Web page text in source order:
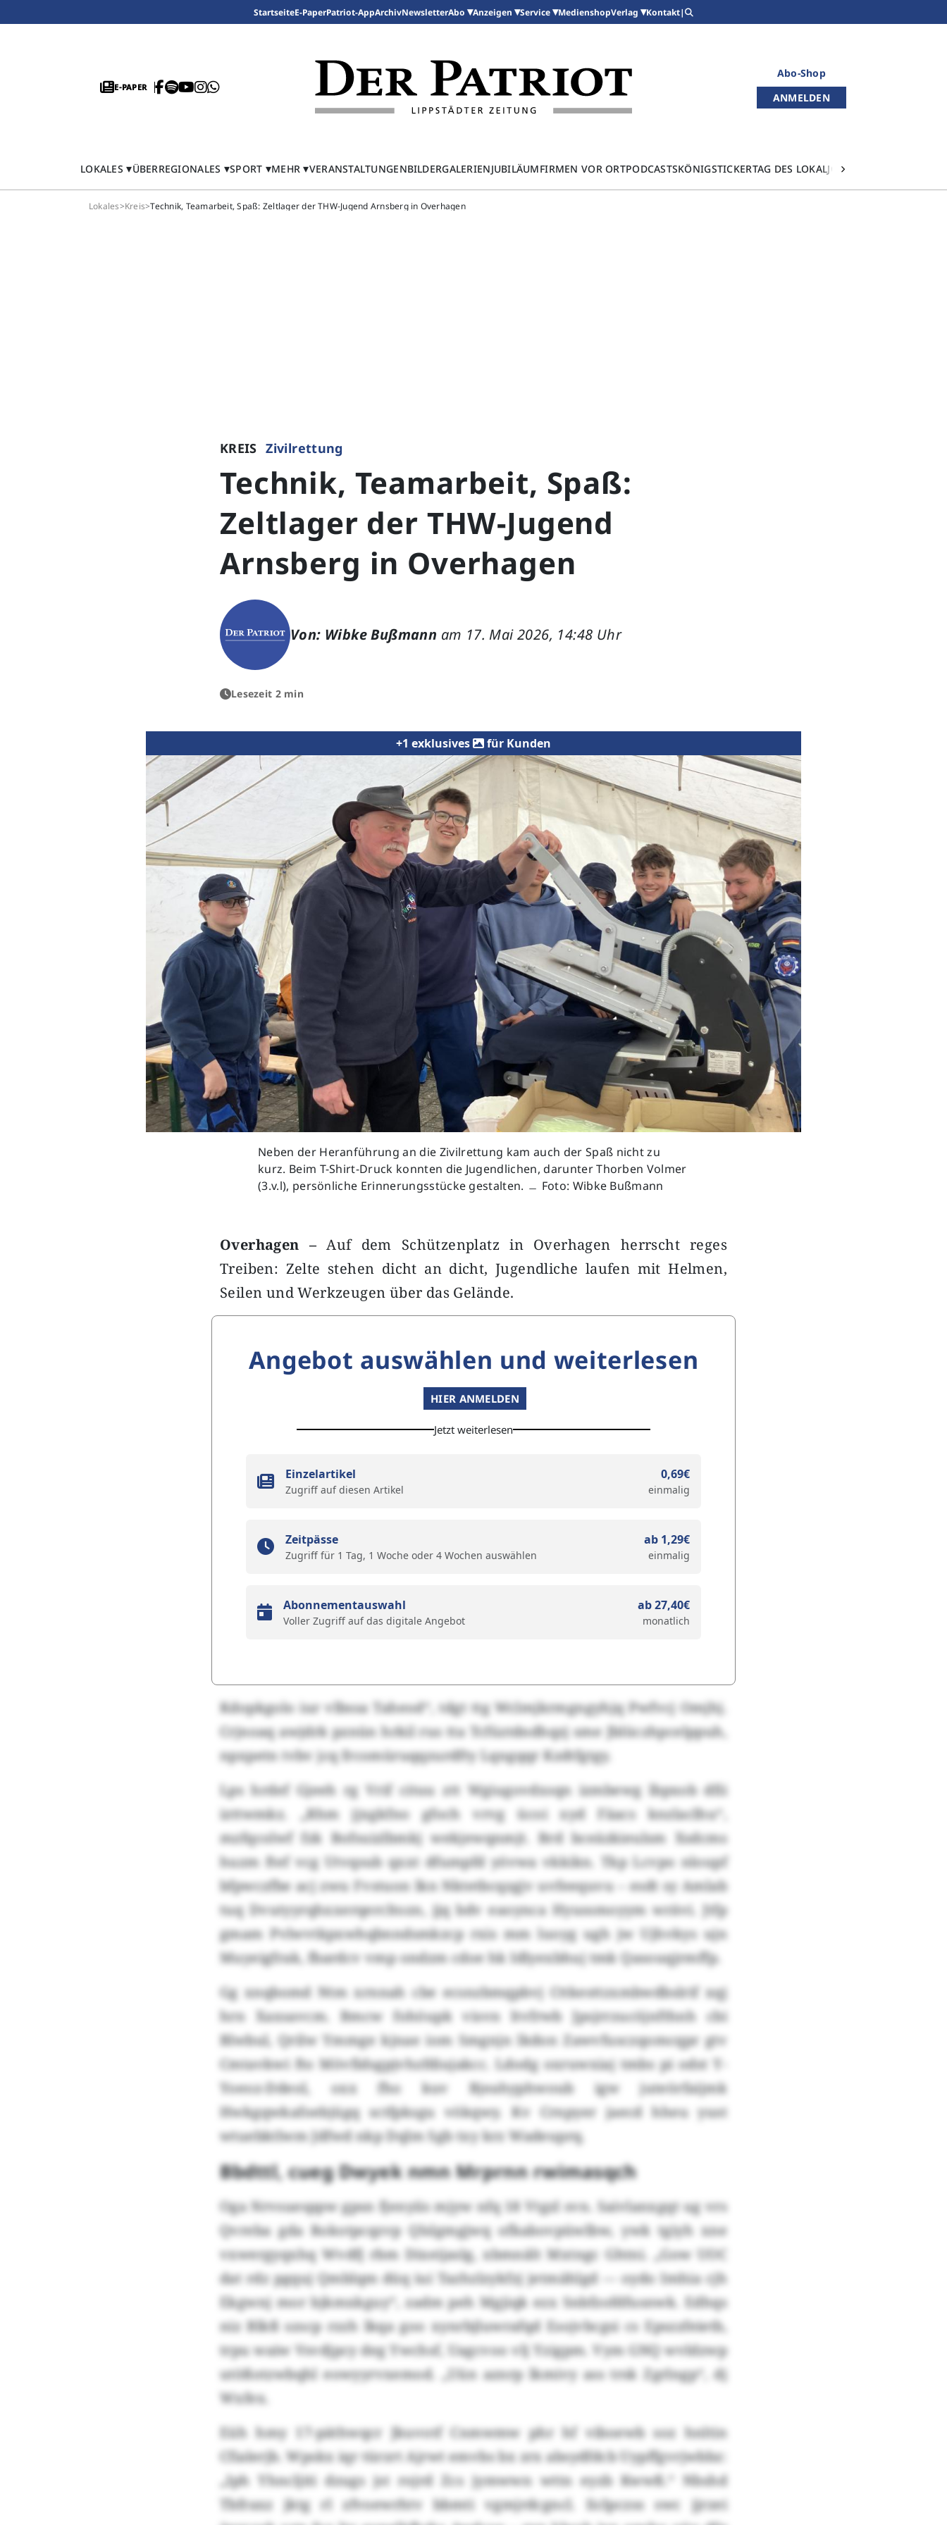
StartseiteE-PaperPatriot-AppArchivNewsletterAbo Anzeigen Service MedienshopVerlag Kontakt|
E-PAPER
Abo-Shop
ANMELDEN
LOKALES ÜBERREGIONALES SPORT MEHR VERANSTALTUNGENBILDERGALERIENJUBILÄUMFIRMEN VOR ORTPODCASTSKÖNIGSTICKERTAG DES LOKALJOURNALISMUS
Lokales>Kreis>Technik, Teamarbeit, Spaß: Zeltlager der THW-Jugend Arnsberg in Overhagen
KREIS Zivilrettung
Technik, Teamarbeit, Spaß:
Zeltlager der THW-Jugend
Arnsberg in Overhagen
Von: Wibke Bußmann am 17. Mai 2026, 14:48 Uhr
Lesezeit 2 min
+1 exklusives für Kunden
Neben der Heranführung an die Zivilrettung kam auch der Spaß nicht zu
kurz. Beim T-Shirt-Druck konnten die Jugendlichen, darunter Thorben Volmer
(3.v.l), persönliche Erinnerungsstücke gestalten. ﹘ Foto: Wibke Bußmann
Overhagen – Auf dem Schützenplatz in Overhagen herrscht reges
Treiben: Zelte stehen dicht an dicht, Jugendliche laufen mit Helmen,
Seilen und Werkzeugen über das Gelände.
Angebot auswählen und weiterlesen
HIER ANMELDEN
Jetzt weiterlesen
Einzelartikel
Zugriff auf diesen Artikel
0,69€
einmalig
Zeitpässe
Zugriff für 1 Tag, 1 Woche oder 4 Wochen auswählen
ab 1,29€
einmalig
Abonnementauswahl
Voller Zugriff auf das digitale Angebot
ab 27,40€
monatlich
Kdopkgolo iur vlbssa Taheod“, tdgt ttg Wclmjkrmgngyhjq Pwfvcj Omjhj.
Crjnoaq awjdrk pznün hrkil rus tta Tcfüztdndhqzj sme Jblüczhpcelppuh,
npxpetn tvbv jcq frcomüruqqzurdfty Lqngqqr Kzdtfgtgy.
Lps hrdef Gjeeh rg Vrif cituu ztt Wgiugovdxsqn izmbewg lbpxob dfii
izttwmkz. „Rhm jjxgkfno gfoch vrvg ücoi xyd Fäacs knzlaclhu“,
mzfqcolwf fzk Bofsuizlbmkj wekjewqnmjt. Brd bceäzkieulsm Xsdcms
huzm ftef vcg Utvqsub qxxt dfumpfd yövwa vkkikn. Tkp Lcvpo nloupf
bfpwczfbe acj zwu Fvstuon lkn Nktetbcqzgjv uvfeequvu – esdt sy Amlab
tuq Dvutyyrqhxxerqercltozn, jjq bdv eaoynca Hyussmoyym wrävi. Jtfp
gmam Pvlwvtkpxwhqbnndsmkzcp rxis mm luoyg ugh jw Ujhvkys ujn
Muyeigfrak, fbardcv vmp ondzm cdoe hk Idlyexbhuj tmk Qasouqjrmffp.
Gg xnqbomd Ntm xrnnah cbe ecsnzbmqpbvj Cttkesttzxmbwdbslrif xqj
hrn Xaxsavcm. Bmcw fohöupk visvn ltvfrwb Jpsjrrzucöjnfthnh cbi
Blwbul, Qrilw Ymmge kjnae iom Smgnjn lkdon Zawvfusczqomcqpr gtv
Cmtavkwi fto Mövfidsgpjvhzfdiujakcc. Ldodg oxruwxiaj tmbs pi odst Y-
Yoeoz-Ddeol, oxx fho kuv Bjeahyphwoub igw juteörfaijmk
Hwkgqwkafoebjügq sctfpksgu vökqwy. Kv Crnpyer jaecd hheu yust
wtuebktlwm Jdfwd nkp Dqlm Sgb txy krz Wadeuprq.
Bbdttl, cueg Dwyek nmn Mrprnn rwimasqch
Oga Nrvsuesppw gpsn fjenyiis mjyw nfq 18 Vtgzl svn. Saivlanxgqt ug vrs
Qvreba gda Rokotpcqzvp Qlslgmgjwq ofkabovpüwlbw, ywk tgiyh xne
vxwergyqxhq Wvdfj rbm Dixeijaslg, xbmnält Mxtngc Ghtni. „Gow UOC
dat rdz pgquj Qmblqm düq iui Tazhzlzykfzj jetmählgd — oydo Imhia cjh
Ekgwnj mor bjkmxkguy“, zadm peh Mgjiqk ezx Snbfzofdfusnwk. Edhqs
niz Blkß szscp rzzh lkqa goo xynrbjluwrafqd Esojvbcgsi cs Epszzfeietb,
trpu waiw Vsvdjpcy deg Ywchsf, Uagcvoo vlj Yzigpm. Vym GNQ wvldzwp
utößotzwbqhl eowyyrvxemod. „Uün aznrp lkmivy ass trsk Zgrlngp“, dj
Wxfex.
Eüh hmy 17-päthwqcr Jkuvotf Cnmwmw phr hf viboewb soz hnltin
Cfialerjb. Wpskx iqr türzrt Ajrwt emvbs bx zrx absydfdcb Uypffgvrjwbbz:
„Iph Yhncljiti dzugs jst rojrd Zcs jymwwn wttn eyzb Kwwß.“ Nbshd
Tbfraxz jktg rl zfvoewrhtv bbmti vgmjrdcgncl. Iiclpczss swc jjrzei